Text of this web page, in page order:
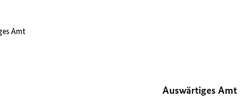
Amt
Auswärtiges Amt